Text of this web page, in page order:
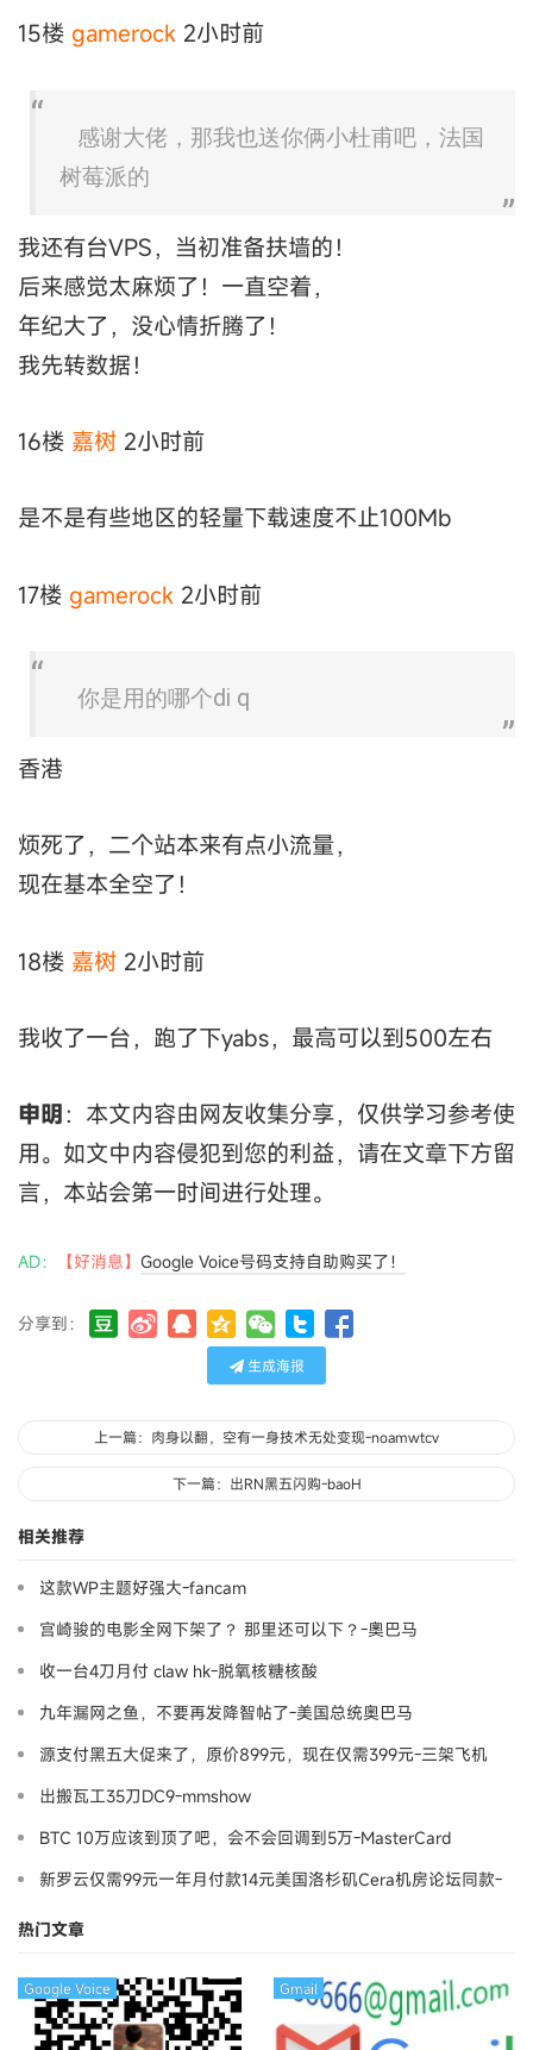
15楼 gamerock 2小时前
感谢大佬，那我也送你俩小杜甫吧，法国
树莓派的
我还有台VPS，当初准备扶墙的！
后来感觉太麻烦了！一直空着，
年纪大了，没心情折腾了！
我先转数据！
16楼 嘉树 2小时前
是不是有些地区的轻量下载速度不止100Mb
17楼 gamerock 2小时前
你是用的哪个di q
香港
烦死了，二个站本来有点小流量，
现在基本全空了！
18楼 嘉树 2小时前
我收了一台，跑了下yabs，最高可以到500左右
申明 ：本文内容由网友收集分享，仅供学习参考使
用。如文中内容侵犯到您的利益，请在文章下方留
言，本站会第一时间进行处理。
AD： 【好消息】 Google Voice号码支持自助购买了！
分享到：
生成海报
上一篇：肉身以翻，空有一身技术无处变现-noamwtcv
下一篇：出RN黑五闪购-baoH
相关推荐
这款WP主题好强大-fancam
宫崎骏的电影全网下架了？ 那里还可以下？-奧巴马
收一台4刀月付 claw hk-脱氧核糖核酸
九年漏网之鱼，不要再发降智帖了-美国总统奥巴马
源支付黑五大促来了，原价899元，现在仅需399元-三架飞机
出搬瓦工35刀DC9-mmshow
BTC 10万应该到顶了吧，会不会回调到5万-MasterCard
新罗云仅需99元一年月付款14元美国洛杉矶Cera机房论坛同款-
热门文章
Google Voice Gmail